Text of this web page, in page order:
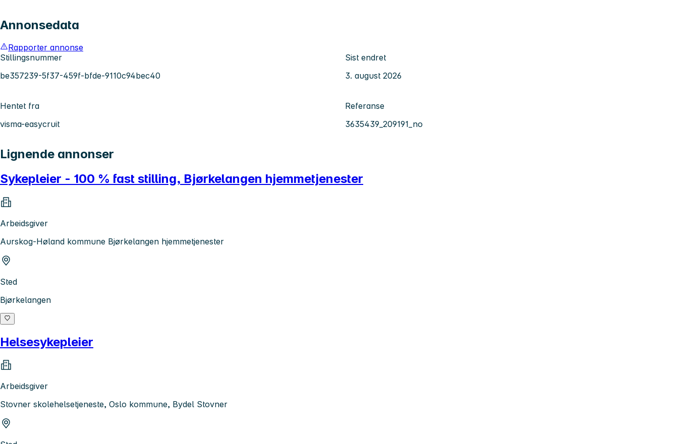
Annonsedata
Rapporter annonse
Stillingsnummer
be357239-5f37-459f-bfde-9110c94bec40
Sist endret
3. august 2026
Hentet fra
visma-easycruit
Referanse
3635439_209191_no
Lignende annonser
Sykepleier - 100 % fast stilling, Bjørkelangen hjemmetjenester
Arbeidsgiver
Aurskog-Høland kommune Bjørkelangen hjemmetjenester
Sted
Bjørkelangen
Helsesykepleier
Arbeidsgiver
Stovner skolehelsetjeneste, Oslo kommune, Bydel Stovner